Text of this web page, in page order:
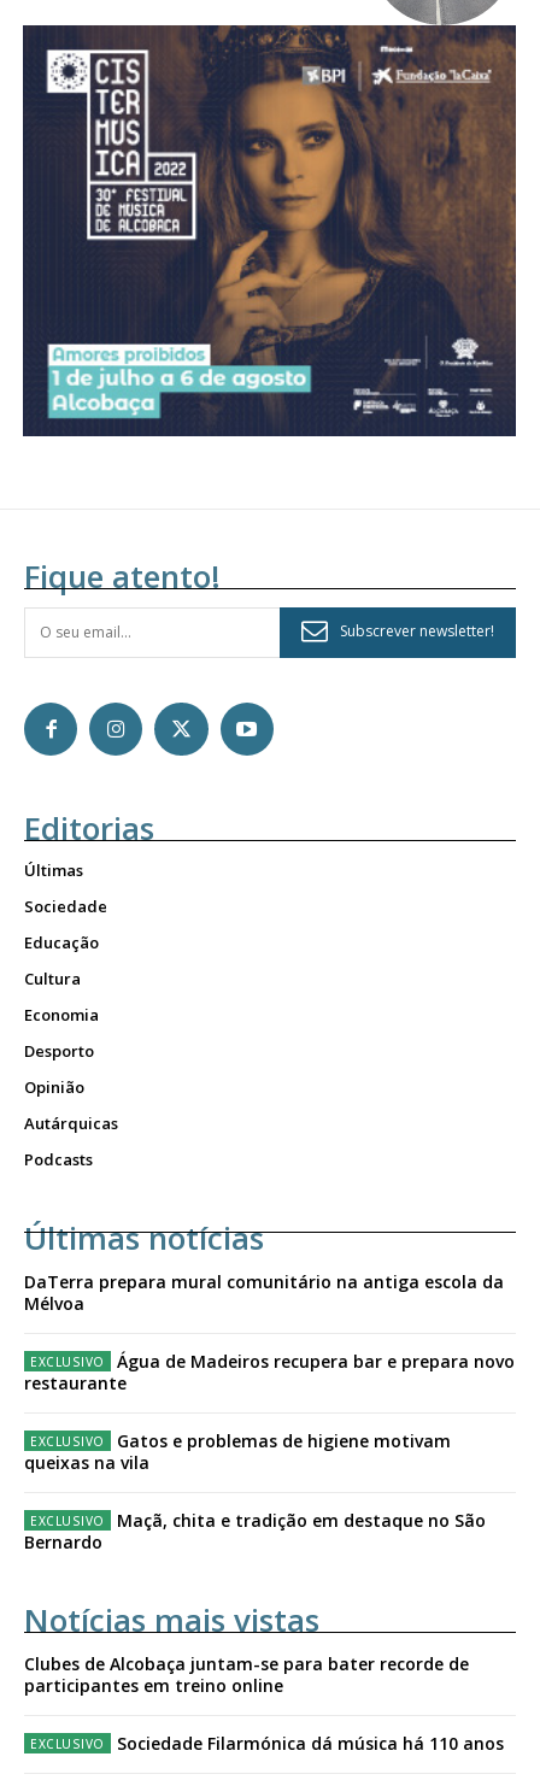
12 meses
Acesso ao conteúdo online
Acesso aos conteúdos Exclusivos para
assinantes
Ofertas para assinatura anual
Escolha o plano
Fique atento!
Subscrever newsletter!
Editorias
Últimas
Sociedade
Educação
Cultura
Economia
Desporto
Opinião
Autárquicas
Podcasts
Últimas notícias
DaTerra prepara mural comunitário na antiga escola da
Mélvoa
Água de Madeiros recupera bar e prepara novo
restaurante
Gatos e problemas de higiene motivam
queixas na vila
Maçã, chita e tradição em destaque no São
Bernardo
Notícias mais vistas
Clubes de Alcobaça juntam-se para bater recorde de
participantes em treino online
Sociedade Filarmónica dá música há 110 anos